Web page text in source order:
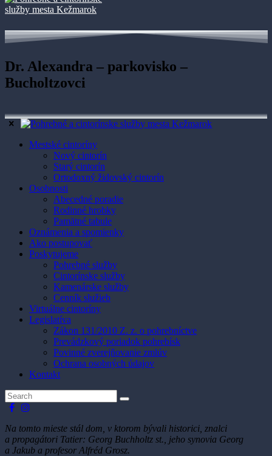
Dr. Alexandra – parkovisko –
Bucholtzovci
Mestské cintoríny
Nový cintorín
Starý cintorín
Ortodoxný židovský cintorín
Osobnosti
Abecedné poradie
Rodinné hrobky
Pamätné tabule
Oznámenia a spomienky
Ako postupovať
Poskytujeme
Pohrebné služby
Cintorínske služby
Kamenárske služby
Cenník služieb
Virtuálne cintoríny
Legislatíva
Zákon 131/2010 Z. z. o pohrebníctve
Prevádzkový poriadok pohrebísk
Povinné zverejňovanie zmlúv
Ochrana osobných údajov
Kontakt
Na tomto mieste stál dom, v ktorom bývali historici, znalci
a propagátori Tatier: Georg Buchholtz st., jeho synovia Georg
a Jakub a profesor Alfréd Grosz.